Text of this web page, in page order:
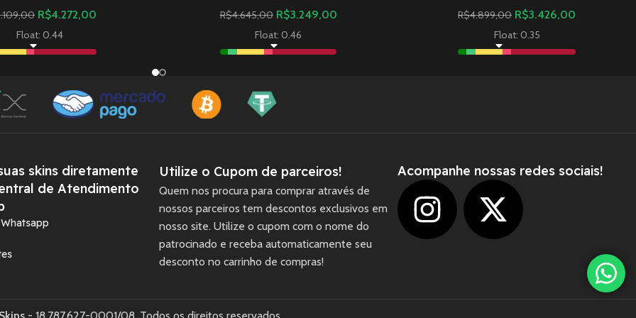
R$4.272,00
Float: 0.44
R$4.645,00 R$3.249,00
Float: 0.46
R$4.899,00 R$3.426,00
Float: 0.35
skins diretamente
de Atendimento
Utilize o Cupom de parceiros!
Quem nos procura para comprar através de
nossos parceiros tem descontos exclusivos em
nosso site. Utilize o cupom com o nome do
patrocinado e receba automaticamente seu
desconto no carrinho de compras!
Acompanhe nossas redes sociais!
1